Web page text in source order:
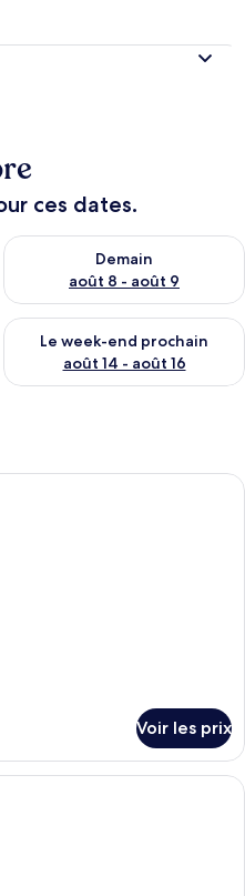
ces dates.
août 7 - août 8
Demain
août 8 - août 9
Vérifier la disponibilité pour
end août 7 - août 9
Le week-end prochain
août 14 - août 16
Vérifier la disponibilité pour
Une chambre d’hôtel avec un lit,
Voir les prix
Une chambre d’hôtel moderne